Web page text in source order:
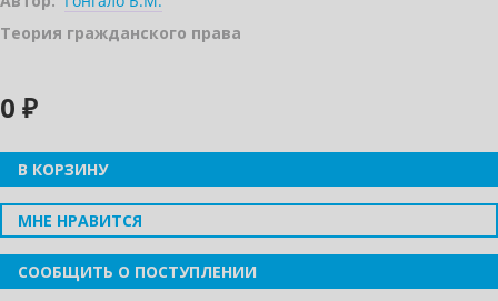
Теория гражданского права
0 ₽
В КОРЗИНУ
МНЕ НРАВИТСЯ
СООБЩИТЬ О ПОСТУПЛЕНИИ